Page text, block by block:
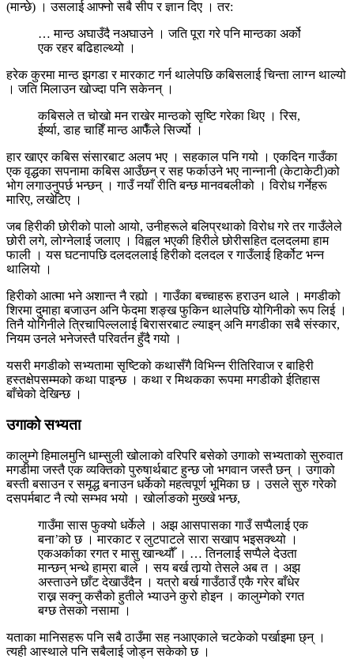
(मान्छे) । उसलाई आफ्नो सबै सीप र ज्ञान दिए । तर:
… मान्ठ अघाउँदै नअघाउने । जति पूरा गरे पनि मान्ठका अर्को
एक रहर बढिहाल्थ्यो ।
हरेक कुरमा मान्ठ झगडा र मारकाट गर्न थालेपछि कबिसलाई चिन्ता लाग्न थाल्यो
। जति मिलाउन खोज्दा पनि सकेनन् ।
कबिसले त चोखो मन राखेर मान्ठको सृष्टि गरेका थिए । रिस,
ईर्ष्या, डाह चाहिँ मान्ठ आफैँले सिर्ज्यो ।
हार खाएर कबिस संसारबाट अलप भए । सहकाल पनि गयो । एकदिन गाउँका
एक वृद्धका सपनामा कबिस आउँछन् र सह फर्काउने भए नान्नानी (केटाकेटी)को
भोग लगाउनुपर्छ भन्छन् । गाउँ नयाँ रीति बन्छ मानवबलीको । विरोध गर्नेहरू
मारिए, लखेटिए ।
जब हिरीकी छोरीको पालो आयो, उनीहरूले बलिप्रथाको विरोध गरे तर गाउँलेले
छोरी लगे, लोग्नेलाई जलाए । विह्वल भएकी हिरीले छोरीसहित दलदलमा हाम
फाली । यस घटनापछि दलदललाई हिरीको दलदल र गाउँलाई हिर्कोट भन्न
थालियो ।
हिरीको आत्मा भने अशान्त नै रह्यो । गाउँका बच्चाहरू हराउन थाले । मगडीको
शिरमा दुमाहा बजाउन अनि फेदमा शङ्ख फुकिन थालेपछि योगिनीको रूप लिई ।
तिनै योगिनीले त्रिचापिल्ललाई बिरासरबाट ल्याइन् अनि मगडीका सबै संस्कार,
नियम उनले भनेजस्तै परिवर्तन हुँदै गयो ।
यसरी मगडीको सभ्यतामा सृष्टिको कथासँगै विभिन्न रीतिरिवाज र बाहिरी
हस्तक्षेपसम्मको कथा पाइन्छ । कथा र मिथकका रूपमा मगडीको ईतिहास
बाँचेको देखिन्छ ।
उगाको सभ्यता
कालुम्गे हिमालमुनि धाम्सुली खोलाको वरिपरि बसेको उगाको सभ्यताको सुरुवात
मगडीमा जस्तै एक व्यक्तिको पुरुषार्थबाट हुन्छ जो भगवान जस्तै छन् । उगाको
बस्ती बसाउन र समृद्ध बनाउन धर्केको महत्वपूर्ण भूमिका छ । उसले सुरु गरेको
दसपर्मबाट नै त्यो सम्भव भयो । खोर्लाङको मुख्खे भन्छ,
गाउँमा सास फुक्यो धर्केले । अझ आसपासका गाउँ सप्पैलाई एक
बना’को छ । मारकाट र लुटपाटले सारा सखाप भइसक्थ्यो ।
एकअर्काका रगत र मासु खान्थ्यौँ । … तिनलाई सप्पैले देउता
मान्छन् भन्थे हाम्रा बाले । सय बर्ख तार्‍यो तेसले अब त । अझ
अस्ताउने छाँट देखाउँदैन । यत्रो बर्ख गाउँठाउँ एकै गरेर बाँधेर
राख्न सक्नु कसैको हुतीले भ्याउने कुरो होइन । कालुम्गेको रगत
बग्छ तेसको नसामा ।
यताका मानिसहरू पनि सबै ठाउँमा सह नआएकाले चटकेको पर्खाइमा छ्न् ।
त्यही आस्थाले पनि सबैलाई जोड्न सकेको छ ।